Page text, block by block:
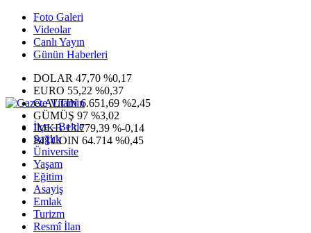
Foto Galeri
Videolar
Canlı Yayın
Günün Haberleri
DOLAR 47,70 %0,17
EURO 55,22 %0,37
G.ALTIN6.651,69 %2,45
GÜMÜŞ 97 %3,02
IMKB13.779,39 %-0,14
BITCOIN 64.714 %0,45
İlçe - Belde
Sağlık
Üniversite
Yaşam
Eğitim
Asayiş
Emlak
Turizm
Resmî İlan